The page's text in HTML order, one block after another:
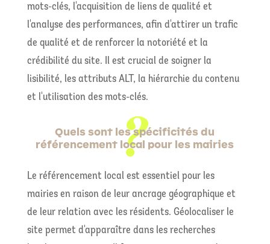
mots-clés, l'acquisition de liens de qualité et
l'analyse des performances, afin d'attirer un trafic
de qualité et de renforcer la notoriété et la
crédibilité du site. Il est crucial de soigner la
lisibilité, les attributs ALT, la hiérarchie du contenu
et l'utilisation des mots-clés.
Quels sont les spécificités du
référencement local pour les mairies
Le référencement local est essentiel pour les
mairies en raison de leur ancrage géographique et
de leur relation avec les résidents. Géolocaliser le
site permet d'apparaître dans les recherches